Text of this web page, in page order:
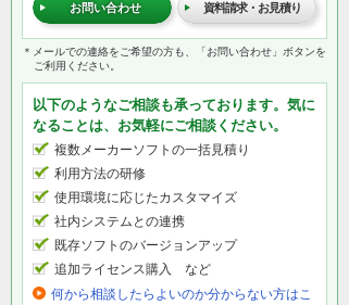
お問い合わせ 資料請求・お見積り
＊メールでの連絡をご希望の方も、「お問い合わせ」ボタンを
ご利用ください。
以下のようなご相談も承っております。気に
なることは、お気軽にご相談ください。
複数メーカーソフトの一括見積り
利用方法の研修
使用環境に応じたカスタマイズ
社内システムとの連携
既存ソフトのバージョンアップ
追加ライセンス購入 など
何から相談したらよいのか分からない方はこ